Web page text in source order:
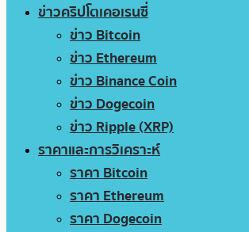
ข่าวคริปโตเคอเรนซี่
ข่าว Bitcoin
ข่าว Ethereum
ข่าว Binance Coin
ข่าว Dogecoin
ข่าว Ripple (XRP)
ราคาและการวิเคราะห์
ราคา Bitcoin
ราคา Ethereum
ราคา Dogecoin